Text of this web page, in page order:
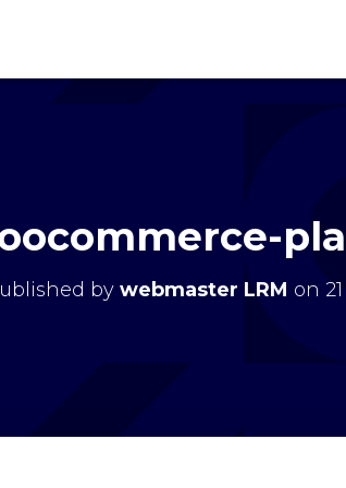
by webmaster LRM on